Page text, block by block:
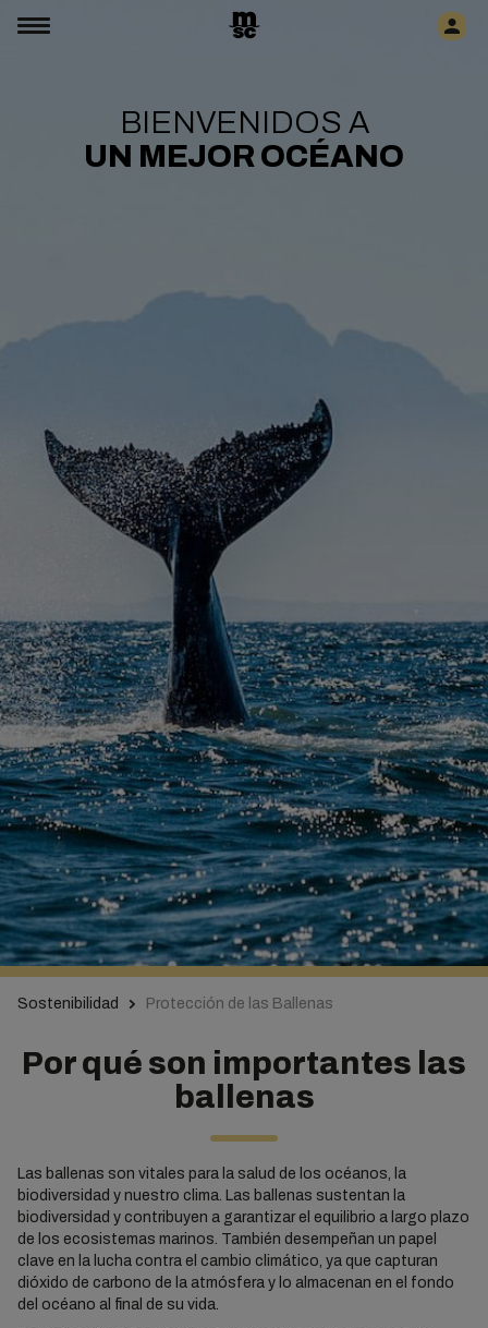
BIENVENIDOS A
UN MEJOR OCÉANO
Sostenibilidad Protección de las Ballenas
Por qué son importantes las
ballenas
Las ballenas son vitales para la salud de los océanos, la
biodiversidad y nuestro clima. Las ballenas sustentan la
biodiversidad y contribuyen a garantizar el equilibrio a largo plazo
de los ecosistemas marinos. También desempeñan un papel
clave en la lucha contra el cambio climático, ya que capturan
dióxido de carbono de la atmósfera y lo almacenan en el fondo
del océano al final de su vida.